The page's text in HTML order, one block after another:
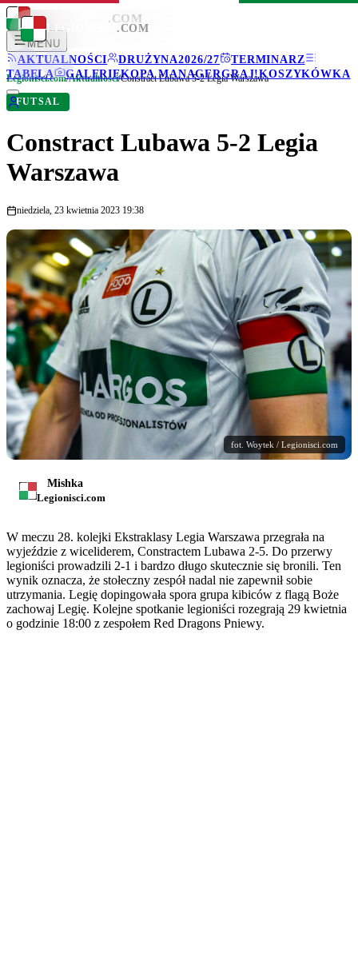
LEGIONISCI .COM
MENU
AKTUALNOŚCI
DRUŻYNA2026/27
TERMINARZ
TABELA
GALERIEKOPA MANAGERGRAJ!KOSZYKÓWKA
LEGIONISCI .COM
Legionisci.com/Aktualności/Constract Lubawa 5-2 Legia Warszawa
FUTSAL
Constract Lubawa 5-2 Legia
Warszawa
niedziela, 23 kwietnia 2023 19:38
fot. Woytek / Legionisci.com
Mishka
Legionisci.com
W meczu 28. kolejki Ekstraklasy Legia Warszawa przegrała na
wyjeździe z wiceliderem, Constractem Lubawa 2-5. Do przerwy
legioniści prowadzili 2-1 i bardzo długo skutecznie się bronili. Ten
wynik oznacza, że stołeczny zespół nadal nie zapewnił sobie
utrzymania. Legię dopingowała spora grupa kibiców z flagą Boże
zachowaj Legię. Kolejne spotkanie legioniści rozegrają 29 kwietnia
o godzinie 18:00 z zespołem Red Dragons Pniewy.